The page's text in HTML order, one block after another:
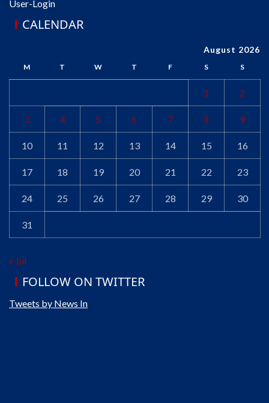
User-Login
CALENDAR
August 2026
M T W T F S S
1 2
3 4 5 6 7 8 9
10 11 12 13 14 15 16
17 18 19 20 21 22 23
24 25 26 27 28 29 30
31
« Jul
FOLLOW ON TWITTER
Tweets by News In